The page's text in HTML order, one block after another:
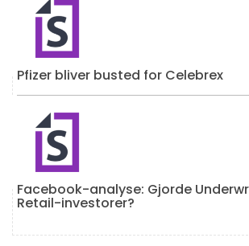
Pfizer bliver busted for Celebrex
Facebook-analyse: Gjorde
Retail-investorer?